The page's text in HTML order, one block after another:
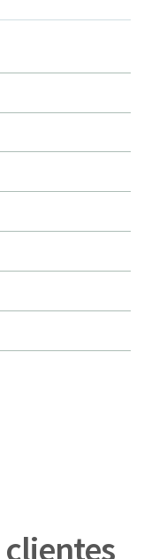
clientes